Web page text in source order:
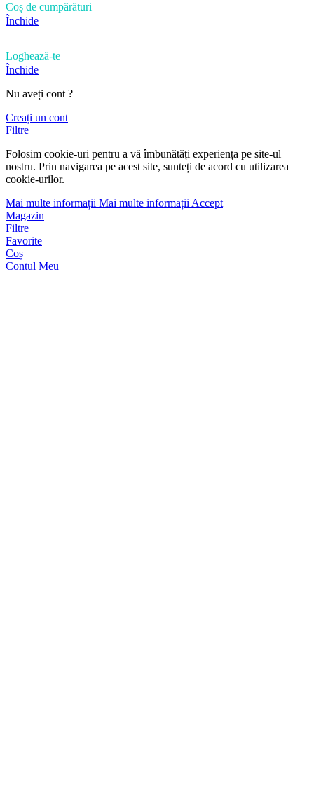
Coș de cumpărături
Închide
Loghează-te
Închide
Nu aveți cont ?
Creați un cont
Filtre
Folosim cookie-uri pentru a vă îmbunătăți experiența pe site-ul
nostru. Prin navigarea pe acest site, sunteți de acord cu utilizarea
cookie-urilor.
Mai multe informații Mai multe informații Accept
Magazin
Filtre
Favorite
Coș
Contul Meu